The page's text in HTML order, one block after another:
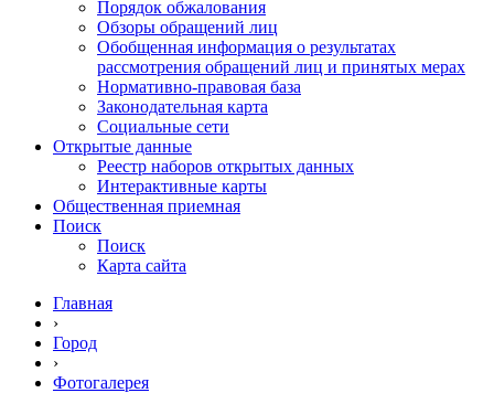
Порядок обжалования
Обзоры обращений лиц
Обобщенная информация о результатах
рассмотрения обращений лиц и принятых мерах
Нормативно-правовая база
Законодательная карта
Социальные сети
Открытые данные
Реестр наборов открытых данных
Интерактивные карты
Общественная приемная
Поиск
Поиск
Карта сайта
Главная
›
Город
›
Фотогалерея